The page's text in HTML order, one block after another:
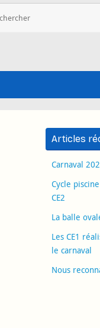
Articles
Carnaval
Cycle
CE2
La balle
Les CE1
le carnaval
Nous